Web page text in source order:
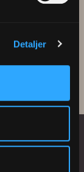
Detaljer